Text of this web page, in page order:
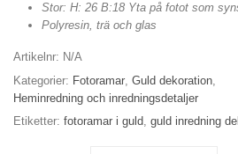
Stor: H: 26 B:18 Yta på fotot som
Polyresin, trä och glas
Artikelnr: N/A
Kategorier: Fotoramar Guld dekoration
Heminredning och inredningsdetaljer
Etiketter: fotoramar i guld, guld inredning